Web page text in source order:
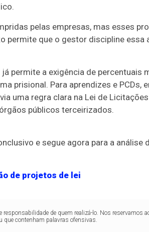
pelas empresas, mas esses
permite que o gestor discipline essa
permite a exigência de percentuais
prisional. Para aprendizes e PCDs,
uma regra clara na Lei de
públicos terceirizados.
e segue agora para a
de projetos de lei
responsabilidade de quem realizá-lo. Nos reservamos
que contenham palavras ofensivas.